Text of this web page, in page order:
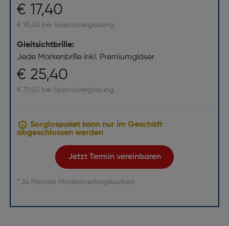
€ 17,40
€ 18,40 bei Spezialverglasung
Gleitsichtbrille:
Jede Markenbrille inkl. Premiumgläser
€ 25,40
€ 31,50 bei Spezialverglasung
Sorglospaket kann nur im Geschäft
abgeschlossen werden
Jetzt Termin vereinbaren
* 24 Monate Mindestvertragslaufzeit